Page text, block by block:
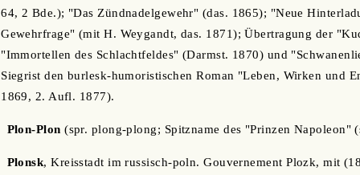
64, 2 Bde.); "Das Zündnadelgewehr" (das. 1865); "Neue
Gewehrfrage" (mit H. Weygandt, das. 1871); Übertragung der
"Immortellen des Schlachtfeldes" (Darmst. 1870) und
Siegrist den burlesk-humoristischen Roman "Leben, Wirken und
1869, 2. Aufl. 1877).
Plon-Plon (spr. plong-plong; Spitzname des "Prinzen Napoleon"
Plonsk, Kreisstadt im russisch-poln. Gouvernement Plozk, mit